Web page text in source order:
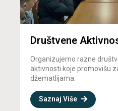
Društvene
Organizujemo razne
aktivnosti koje promovišu
džematlijama.
Saznaj Više